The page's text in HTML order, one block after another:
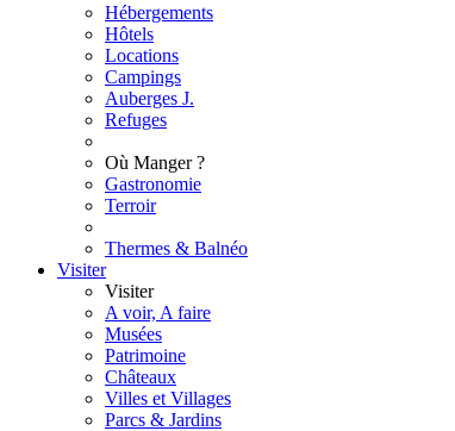
Hébergements
Hôtels
Locations
Campings
Auberges J.
Refuges
Où Manger ?
Gastronomie
Terroir
Thermes & Balnéo
Visiter
Visiter
A voir, A faire
Musées
Patrimoine
Châteaux
Villes et Villages
Parcs & Jardins